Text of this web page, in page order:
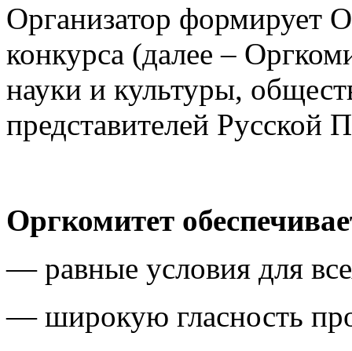
Организатор формирует
конкурса (далее –
науки и культуры,
представителей Русской
Оргкомитет
— равные условия для
— широкую гласность